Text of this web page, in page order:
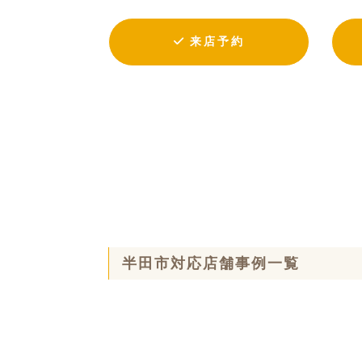
来店予約
半田市対応店舗事例一覧